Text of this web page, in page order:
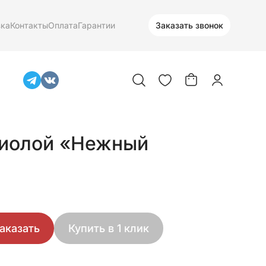
КонтактыОплатаГарантии Заказать звонок
«Нежный
Купить в 1 клик